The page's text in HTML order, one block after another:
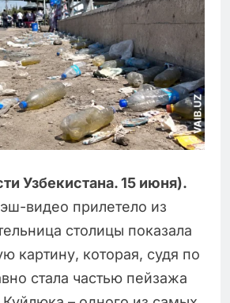
Узбекистана. 15 июня).
видео прилетело из
столицы показала
картину, которая, судя по
стала частью пейзажа